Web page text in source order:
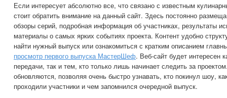
Если интересует абсолютно все, что связано с известным
стоит обратить внимание на данный сайт. Здесь постоянно
обзоры серий, подробная информация об участниках, результаты
материалы о самых ярких событиях проекта. Контент удобно
найти нужный выпуск или ознакомиться с кратким описанием
просмотр первого выпуска МастерШеф. Веб-сайт будет интересен
передачи, так и тем, кто только лишь начинает следить за
обновляются, позволяя очень быстро узнавать, кто покинул шоу,
проходили участники и чем запомнился очередной выпуск.